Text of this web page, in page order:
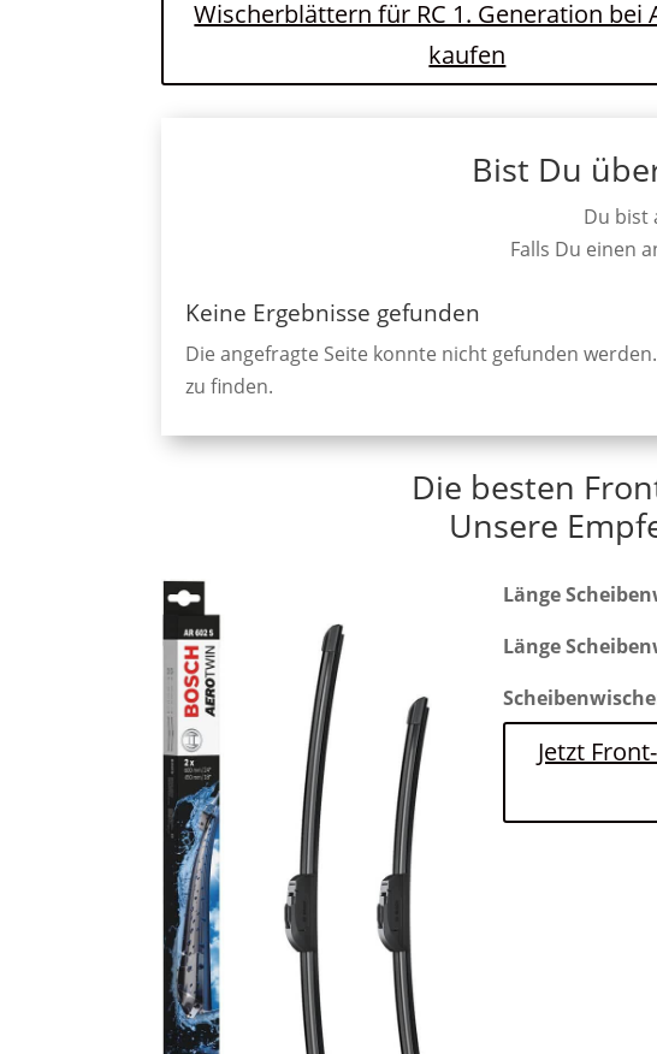
Wischerblättern für RC 1. Generation bei
kaufen
Bist Du
Du bist
Falls Du einen
Keine Ergebnisse gefunden
Die angefragte Seite konnte nicht gefunden
zu finden.
Die besten
Unsere
Länge
Länge
Jetzt